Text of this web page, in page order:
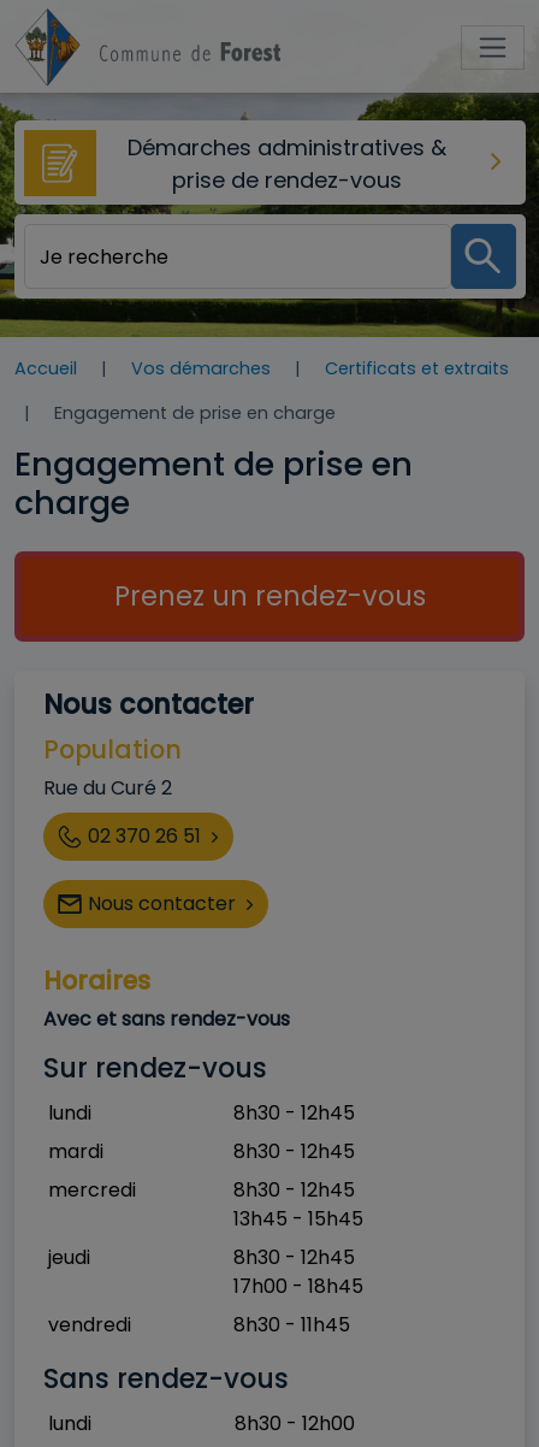
Aller au contenu principal
Démarches administratives &
prise de rendez-vous
Accueil Vos démarches
Certificats et extraits
Engagement de prise en charge
Engagement de prise en
charge
Call to action
Prenez un rendez-vous
Nous contacter
Population
Adresse
Rue du Curé 2
Téléphone
02 370 26 51
Nous contacter
Horaire
Horaires
Avec et sans rendez-vous
Sur rendez-vous
lundi
8h30 - 12h45
mardi
8h30 - 12h45
mercredi
8h30 - 12h45
13h45 - 15h45
jeudi
8h30 - 12h45
17h00 - 18h45
vendredi
8h30 - 11h45
Sans rendez-vous
lundi
8h30 - 12h00